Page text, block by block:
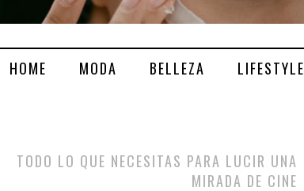
HOME MODA BELLEZA LIFESTYLE
TODO LO QUE NECESITAS PARA LUCIR UNA
MIRADA DE CINE